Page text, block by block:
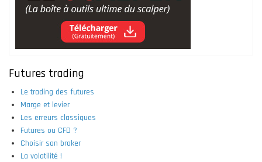
Futures trading
Le trading des futures
Marge et levier
Les erreurs classiques
Futures ou CFD ?
Choisir son broker
La volatilité !